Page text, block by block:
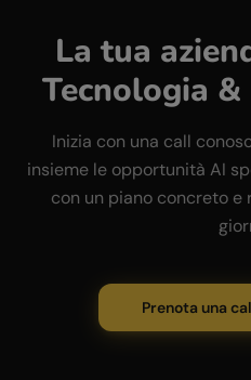
La tua
Tecnologia &
Inizia con una call
insieme le opportunità AI
con un piano concreto
Prenota una